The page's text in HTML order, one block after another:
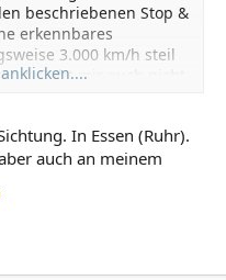
beschriebenen Stop &
erkennbares
3.000 km/h steil
Geht mir auch nicht
In Essen (Ruhr).
auch an meinem